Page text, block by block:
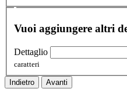
Vuoi aggiungere altri
Dettaglio
caratteri
Indietro Avanti